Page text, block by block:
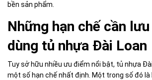
bền sản phẩm.
Những hạn chế cần
dùng tủ nhựa Đài Loan
Tuy sở hữu nhiều ưu điểm nổi bật, tủ nhựa
một số hạn chế nhất định. Một trong số đó là